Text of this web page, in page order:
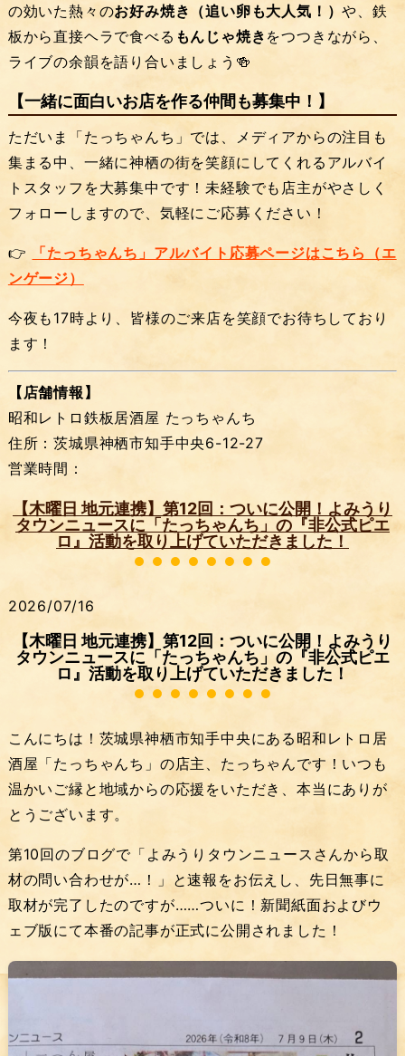
の効いた熱々のお好み焼き（追い卵も大人気！）や、鉄
板から直接ヘラで食べる もんじゃ焼き をつつきながら、
ライブの余韻を語り合いましょう🍻
【一緒に面白いお店を作る仲間も募集中！】
ただいま「たっちゃんち」では、メディアからの注目も
集まる中、一緒に神栖の街を笑顔にしてくれるアルバイ
トスタッフを大募集中です！未経験でも店主がやさしく
フォローしますので、気軽にご応募ください！
👉
「たっちゃんち」アルバイト応募ページはこちら（エ
ンゲージ）
今夜も17時より、皆様のご来店を笑顔でお待ちしており
ます！
【店舗情報】
昭和レトロ鉄板居酒屋 たっちゃんち
住所：茨城県神栖市知手中央6-12-27
営業時間：
【木曜日 地元連携】第12回：ついに公開！よみうり
タウンニュースに「たっちゃんち」の『非公式ピエ
ロ』活動を取り上げていただきました！
2026/07/16
【木曜日 地元連携】第12回：ついに公開！よみうり
タウンニュースに「たっちゃんち」の『非公式ピエ
ロ』活動を取り上げていただきました！
こんにちは！茨城県神栖市知手中央にある昭和レトロ居
酒屋「たっちゃんち」の店主、たっちゃんです！いつも
温かいご縁と地域からの応援をいただき、本当にありが
とうございます。
第10回のブログで「よみうりタウンニュースさんから取
材の問い合わせが…！」と速報をお伝えし、先日無事に
取材が完了したのですが……ついに！新聞紙面およびウ
ェブ版にて本番の記事が正式に公開されました！